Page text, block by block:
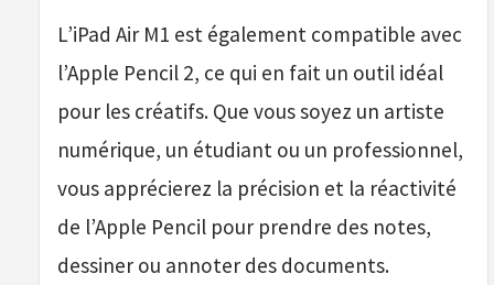
L’iPad Air M1 est également compatible avec
l’Apple Pencil 2, ce qui en fait un outil idéal
pour les créatifs. Que vous soyez un artiste
numérique, un étudiant ou un professionnel,
vous apprécierez la précision et la réactivité
de l’Apple Pencil pour prendre des notes,
dessiner ou annoter des documents.